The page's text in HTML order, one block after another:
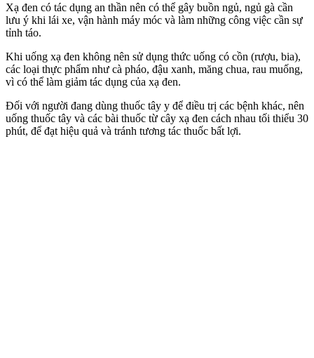
Xạ đen có tác dụng an thần nên có thể gây buồn ngủ, ngủ gà cần
lưu ý khi lái xe, vận hành máy móc và làm những công việc cần sự
tỉnh táo.
Khi uống xạ đen không nên sử dụng thức uống có cồn (rượu, bia),
các loại thực phẩm như cà pháo, đậu xanh, măng chua, rau muống,
vì có thể làm giảm tác dụng của xạ đen.
Đối với người đang dùng thuốc tây y để điều trị các bệnh khác, nên
uống thuốc tây và các bài thuốc từ cây xạ đen cách nhau tối thiểu 30
phút, để đạt hiệu quả và tránh tương tác thuốc bất lợi.